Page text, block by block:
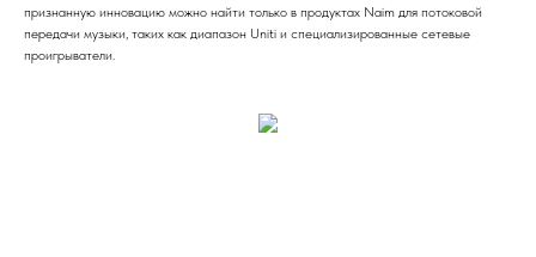
признанную инновацию можно найти только в продуктах Naim для потоковой
передачи музыки, таких как диапазон Uniti и специализированные сетевые
проигрыватели.